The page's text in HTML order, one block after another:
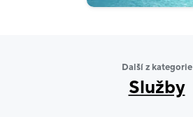
Další z kategorie
Služby